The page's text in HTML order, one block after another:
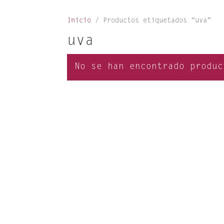
Inicio / Productos etiquetados “uva”
uva
No se han encontrado